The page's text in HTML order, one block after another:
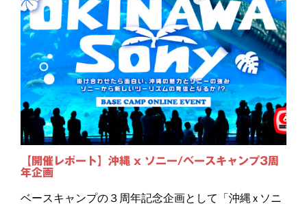
【開催レポート】沖縄 x ソニー/ベースキャンプ3周
年企画
ベースキャンプの３周年記念企画として「沖縄 x ソニ